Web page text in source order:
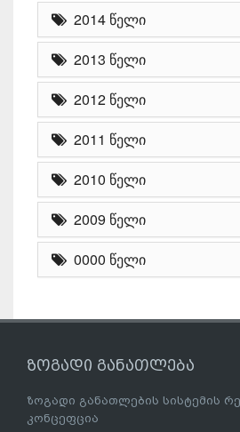
2014 წელი
2013 წელი
2012 წელი
2011 წელი
2010 წელი
2009 წელი
0000 წელი
ზოგადი განათლება
ზოგადი განათლების სისტემის
კონცეფცია